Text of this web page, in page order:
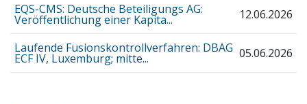
EQS-CMS: Deutsche Beteiligungs AG:
Veröffentlichung einer Kapita... 12.06.2026
Laufende Fusionskontrollverfahren: DBAG
ECF IV, Luxemburg; mitte... 05.06.2026